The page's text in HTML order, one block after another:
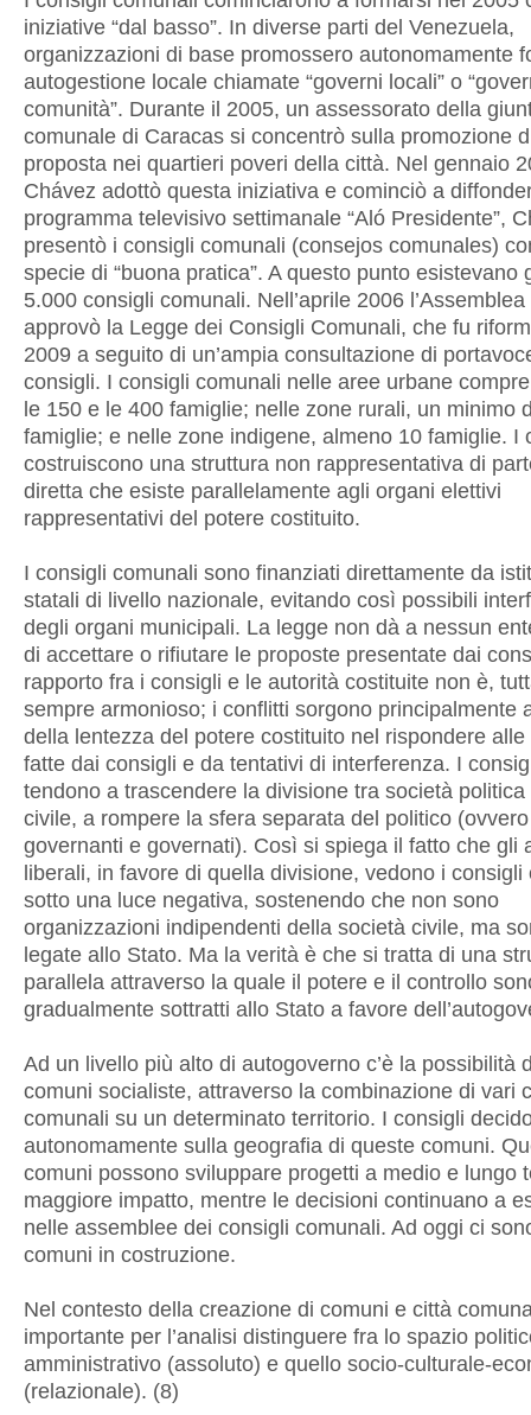
iniziative “dal basso”. In diverse parti del Venezuela,
organizzazioni di base promossero autonomamente
autogestione locale chiamate “governi locali” o
comunità”. Durante il 2005, un assessorato della
comunale di Caracas si concentrò sulla promozione
proposta nei quartieri poveri della città. Nel gennaio
Chávez adottò questa iniziativa e cominciò a
programma televisivo settimanale “Aló Presidente”,
presentò i consigli comunali (consejos comunales)
specie di “buona pratica”. A questo punto esistevano
5.000 consigli comunali. Nell’aprile 2006
approvò la Legge dei Consigli Comunali, che fu
2009 a seguito di un’ampia consultazione di
consigli. I consigli comunali nelle aree urbane
le 150 e le 400 famiglie; nelle zone rurali, un minimo
famiglie; e nelle zone indigene, almeno 10 famiglie. I
costruiscono una struttura non rappresentativa di
diretta che esiste parallelamente agli organi elettivi
rappresentativi del potere costituito.
I consigli comunali sono finanziati direttamente da
statali di livello nazionale, evitando così possibili
degli organi municipali. La legge non dà a nessun
di accettare o rifiutare le proposte presentate dai
rapporto fra i consigli e le autorità costituite non è,
sempre armonioso; i conflitti sorgono principalmente
della lentezza del potere costituito nel rispondere alle
fatte dai consigli e da tentativi di interferenza. I
tendono a trascendere la divisione tra società politica
civile, a rompere la sfera separata del politico
governanti e governati). Così si spiega il fatto che gli
liberali, in favore di quella divisione, vedono i consigli
sotto una luce negativa, sostenendo che non sono
organizzazioni indipendenti della società civile, ma
legate allo Stato. Ma la verità è che si tratta di una
parallela attraverso la quale il potere e il controllo
gradualmente sottratti allo Stato a favore
Ad un livello più alto di autogoverno c’è la possibilità
comuni socialiste, attraverso la combinazione di vari
comunali su un determinato territorio. I consigli
autonomamente sulla geografia di queste comuni.
comuni possono sviluppare progetti a medio e lungo
maggiore impatto, mentre le decisioni continuano a
nelle assemblee dei consigli comunali. Ad oggi ci
comuni in costruzione.
Nel contesto della creazione di comuni e città
importante per l’analisi distinguere fra lo spazio
amministrativo (assoluto) e quello socio-culturale-
(relazionale). (8)